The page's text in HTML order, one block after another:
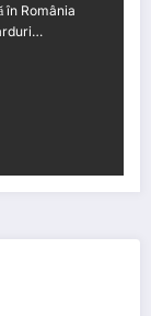
în România